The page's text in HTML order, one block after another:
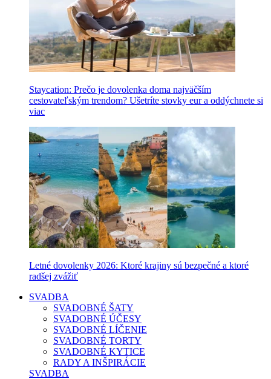
Staycation: Prečo je dovolenka doma najväčším
cestovateľským trendom? Ušetríte stovky eur a oddýchnete si
viac
Letné dovolenky 2026: Ktoré krajiny sú bezpečné a ktoré
radšej zvážiť
SVADBA
SVADOBNÉ ŠATY
SVADOBNÉ ÚČESY
SVADOBNÉ LÍČENIE
SVADOBNÉ TORTY
SVADOBNÉ KYTICE
RADY A INŠPIRÁCIE
SVADBA